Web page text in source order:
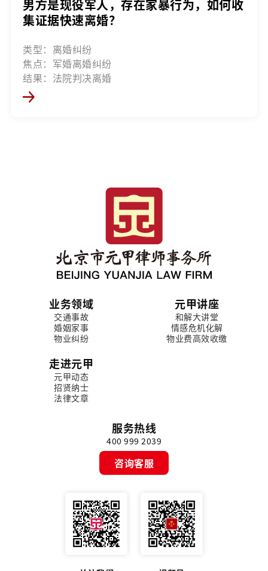
男方是现役军人，存在家暴行为，如何收
集证据快速离婚？
类型：离婚纠纷
焦点：军婚离婚纠纷
结果：法院判决离婚
业务领域
交通事故
婚姻家事
物业纠纷
元甲讲座
和解大讲堂
情感危机化解
物业费高效收缴
走进元甲
元甲动态
招贤纳士
法律文章
服务热线
400 999 2039
咨询客服